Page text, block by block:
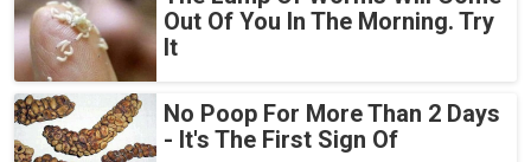
Out Of You In The Morning. Try
It
No Poop For More Than 2 Days
- It's The First Sign Of